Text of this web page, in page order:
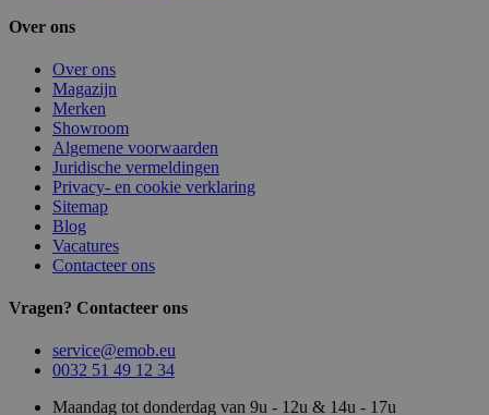
Over ons
Over ons
Magazijn
Merken
Showroom
Algemene voorwaarden
Juridische vermeldingen
Privacy- en cookie verklaring
Sitemap
Blog
Vacatures
Contacteer ons
Vragen? Contacteer ons
service@emob.eu
0032 51 49 12 34
Maandag tot donderdag van 9u - 12u & 14u - 17u